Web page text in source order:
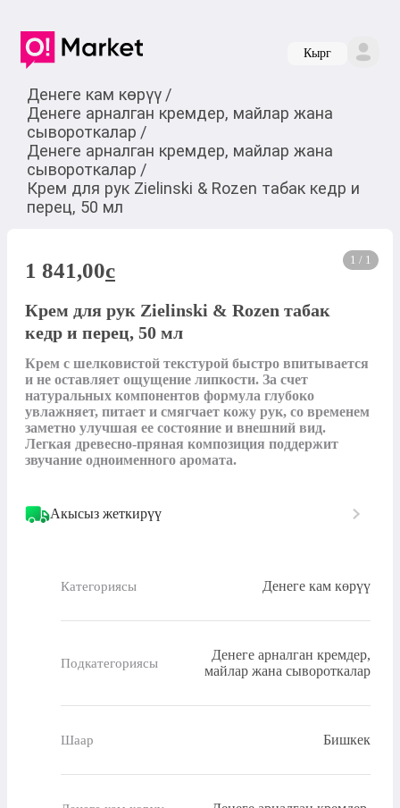
Кырг
Денеге кам көрүү /
Денеге арналган кремдер, майлар жана
сывороткалар /
Денеге арналган кремдер, майлар жана
сывороткалар /
Крем для рук Zielinski & Rozen табак кедр и
перец, 50 мл
1 / 1
1 841,00c
Крем для рук Zielinski & Rozen табак
кедр и перец, 50 мл
Крем с шелковистой текстурой быстро впитывается
и не оставляет ощущение липкости. За счет
натуральных компонентов формула глубоко
увлажняет, питает и смягчает кожу рук, со временем
заметно улучшая ее состояние и внешний вид.
Легкая древесно-пряная композиция поддержит
звучание одноименного аромата.
Акысыз жеткирүү
Категориясы Денеге кам көрүү
Подкатегориясы
Денеге арналган кремдер,
майлар жана сывороткалар
Шаар Бишкек